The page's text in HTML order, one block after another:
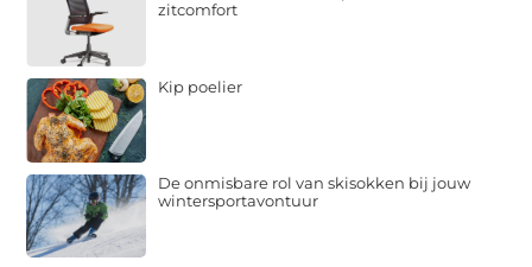
zitcomfort
Kip poelier
De onmisbare rol van skisokken bij jouw
wintersportavontuur